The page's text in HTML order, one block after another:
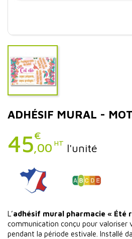
ADHÉSIF MURAL -
45€
,00 HT l'unité
L’adhésif mural pharmacie « Été
communication conçu pour valoriser
pendant la période estivale. Installé